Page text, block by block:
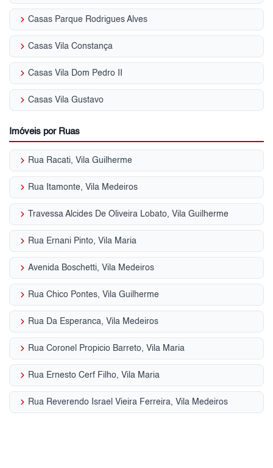
keyboard_arrow_right Casas Parque Rodrigues Alves
keyboard_arrow_right Casas Vila Constança
keyboard_arrow_right Casas Vila Dom Pedro II
keyboard_arrow_right Casas Vila Gustavo
Imóveis por Ruas
keyboard_arrow_right Rua Racati, Vila Guilherme
keyboard_arrow_right Rua Itamonte, Vila Medeiros
keyboard_arrow_right Travessa Alcides De Oliveira Lobato, Vila Guilherme
keyboard_arrow_right Rua Ernani Pinto, Vila Maria
keyboard_arrow_right Avenida Boschetti, Vila Medeiros
keyboard_arrow_right Rua Chico Pontes, Vila Guilherme
keyboard_arrow_right Rua Da Esperanca, Vila Medeiros
keyboard_arrow_right Rua Coronel Propicio Barreto, Vila Maria
keyboard_arrow_right Rua Ernesto Cerf Filho, Vila Maria
keyboard_arrow_right Rua Reverendo Israel Vieira Ferreira, Vila Medeiros